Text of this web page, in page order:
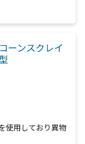
ーンスクレイ
使用しており異物